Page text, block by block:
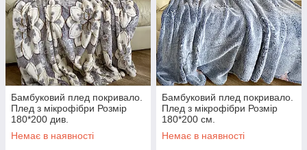
Бамбуковий плед покривало.
Плед з мікрофібри Розмір
180*200 див.
Немає в наявності
Бамбуковий плед покривало.
Плед з мікрофібри Розмір
180*200 см.
Немає в наявності